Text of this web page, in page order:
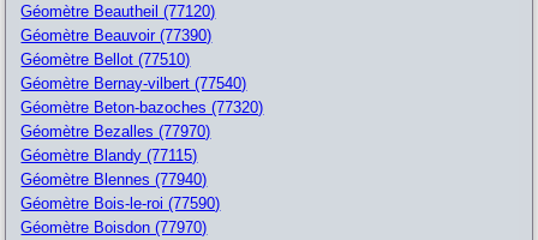
Géomètre Beautheil (77120)
Géomètre Beauvoir (77390)
Géomètre Bellot (77510)
Géomètre Bernay-vilbert (77540)
Géomètre Beton-bazoches (77320)
Géomètre Bezalles (77970)
Géomètre Blandy (77115)
Géomètre Blennes (77940)
Géomètre Bois-le-roi (77590)
Géomètre Boisdon (77970)